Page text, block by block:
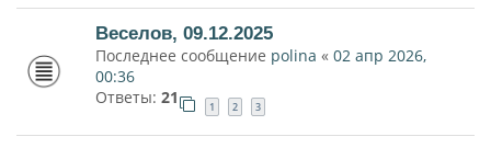
Веселов, 09.12.2025
Последнее сообщение polina « 02 апр 2026,
00:36
Ответы: 21 1 2 3